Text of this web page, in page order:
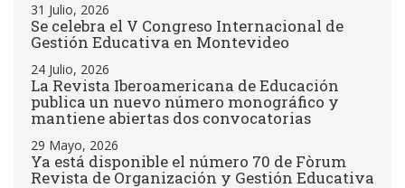
31 Julio, 2026
Se celebra el V Congreso Internacional de
Gestión Educativa en Montevideo
24 Julio, 2026
La Revista Iberoamericana de Educación
publica un nuevo número monográfico y
mantiene abiertas dos convocatorias
29 Mayo, 2026
Ya está disponible el número 70 de Fòrum
Revista de Organización y Gestión Educativa